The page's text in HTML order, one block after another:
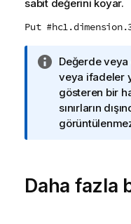
sabit değerini koyar.
Put
B
i
l
g
i
u
Değerde
veya ifadeler
gösteren bir
sınırların
Daha fazla